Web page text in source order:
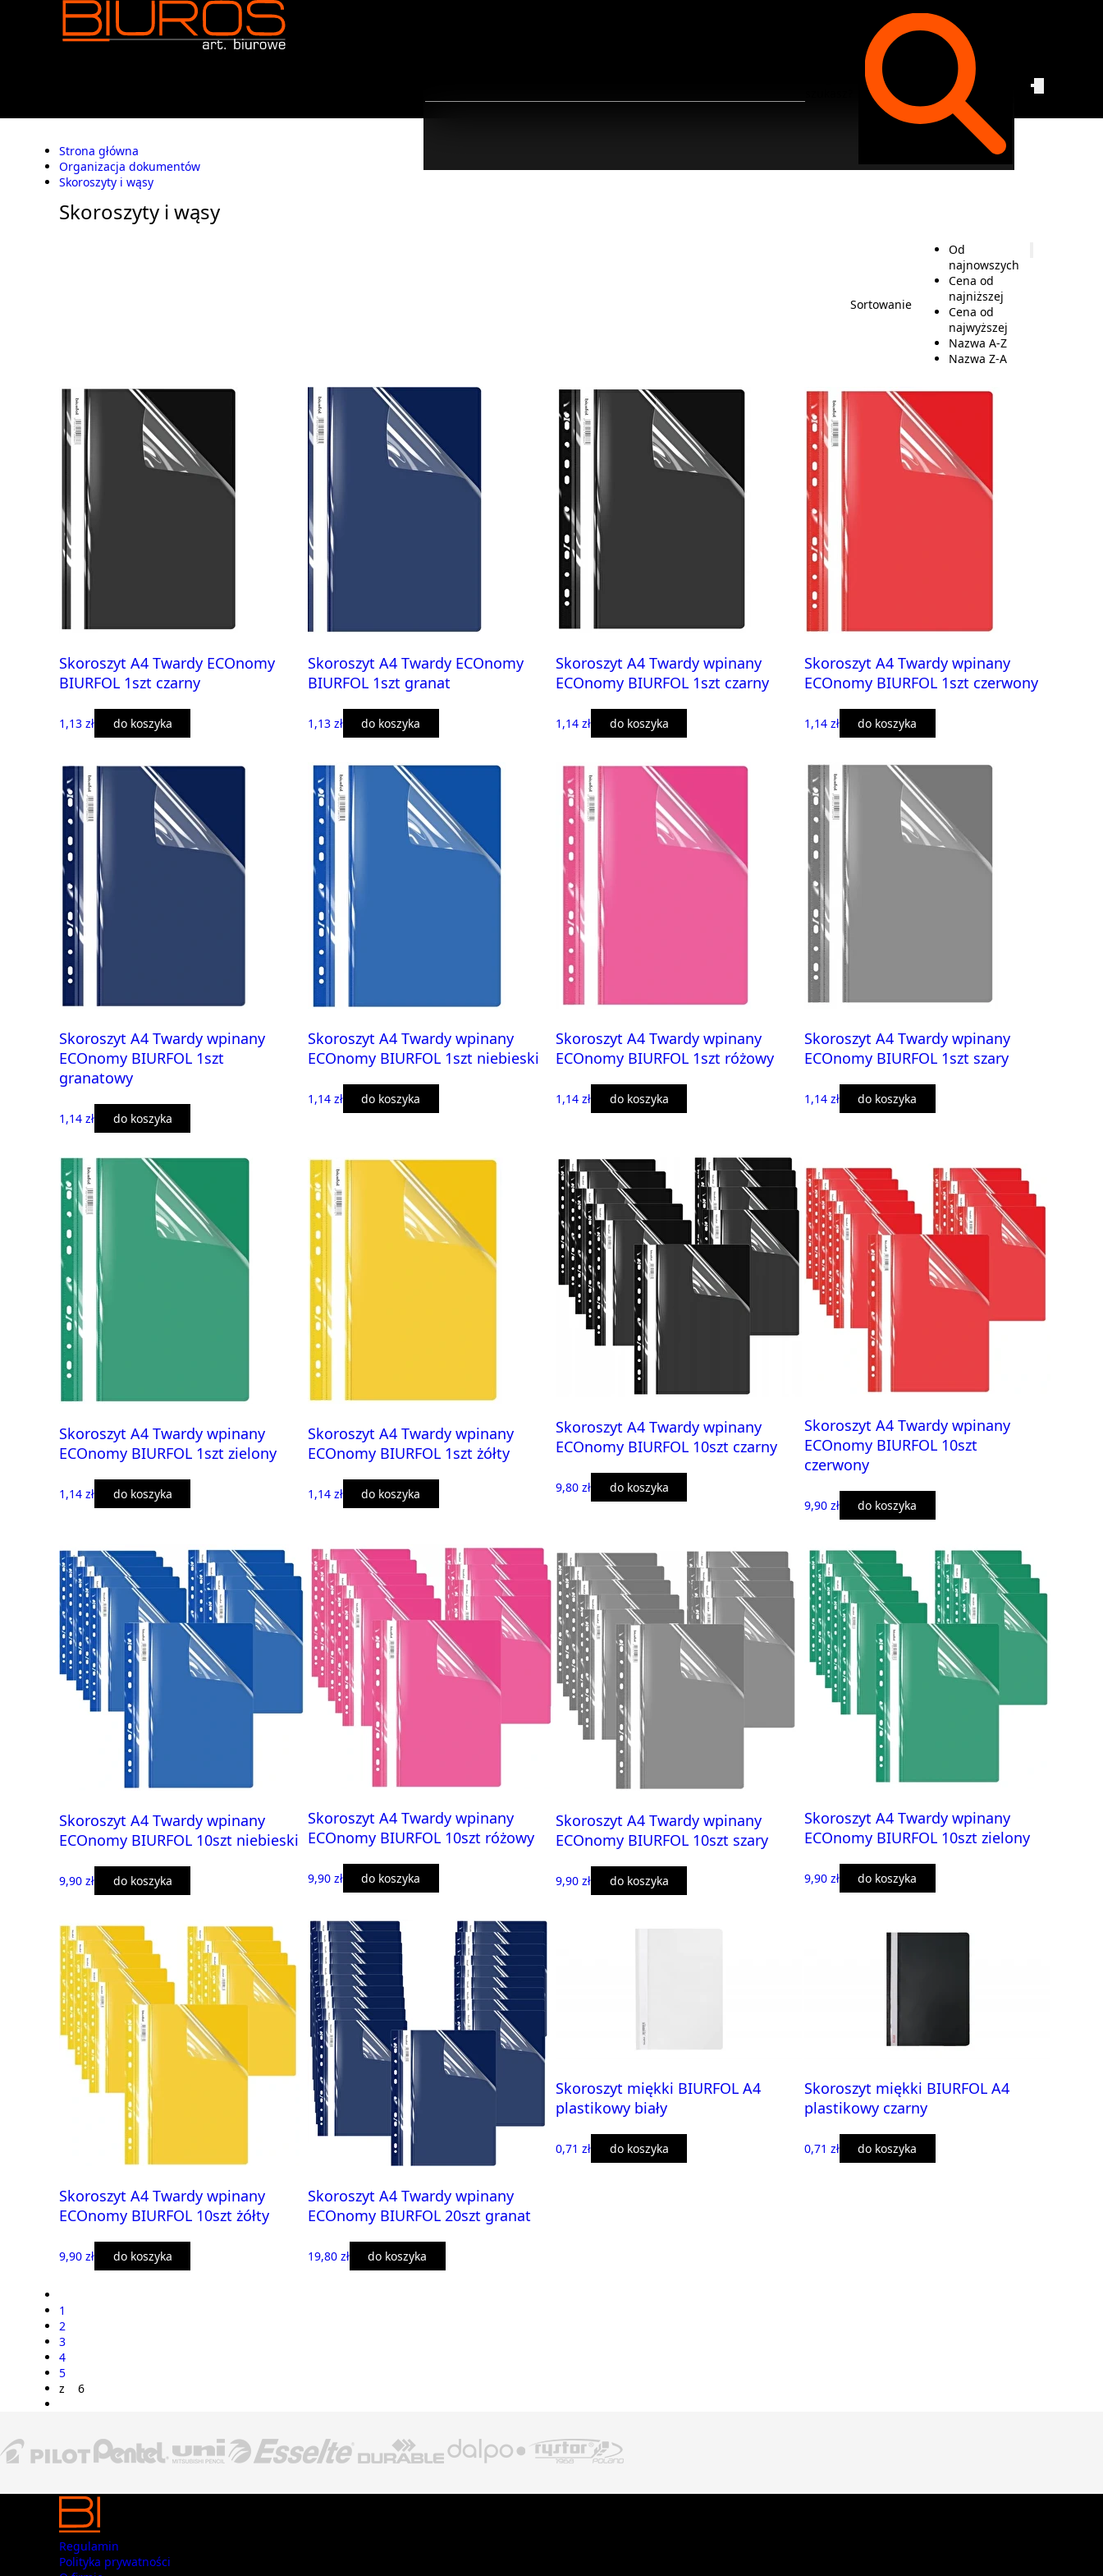
Strona główna
Organizacja dokumentów
Skoroszyty i wąsy
Skoroszyty i wąsy
Sortowanie
Od
najnowszych
Cena od
najniższej
Cena od
najwyższej
Nazwa A-Z
Nazwa Z-A
Skoroszyt A4 Twardy ECOnomy
BIURFOL 1szt czarny
1,13 zł do koszyka
Skoroszyt A4 Twardy ECOnomy
BIURFOL 1szt granat
1,13 zł do koszyka
Skoroszyt A4 Twardy wpinany
ECOnomy BIURFOL 1szt czarny
1,14 zł do koszyka
Skoroszyt A4 Twardy wpinany
ECOnomy BIURFOL 1szt czerwony
1,14 zł do koszyka
Skoroszyt A4 Twardy wpinany
ECOnomy BIURFOL 1szt
granatowy
1,14 zł do koszyka
Skoroszyt A4 Twardy wpinany
ECOnomy BIURFOL 1szt niebieski
1,14 zł do koszyka
Skoroszyt A4 Twardy wpinany
ECOnomy BIURFOL 1szt różowy
1,14 zł do koszyka
Skoroszyt A4 Twardy wpinany
ECOnomy BIURFOL 1szt szary
1,14 zł do koszyka
Skoroszyt A4 Twardy wpinany
ECOnomy BIURFOL 1szt zielony
1,14 zł do koszyka
Skoroszyt A4 Twardy wpinany
ECOnomy BIURFOL 1szt żółty
1,14 zł do koszyka
Skoroszyt A4 Twardy wpinany
ECOnomy BIURFOL 10szt czarny
9,80 zł do koszyka
Skoroszyt A4 Twardy wpinany
ECOnomy BIURFOL 10szt
czerwony
9,90 zł do koszyka
Skoroszyt A4 Twardy wpinany
ECOnomy BIURFOL 10szt niebieski
9,90 zł do koszyka
Skoroszyt A4 Twardy wpinany
ECOnomy BIURFOL 10szt różowy
9,90 zł do koszyka
Skoroszyt A4 Twardy wpinany
ECOnomy BIURFOL 10szt szary
9,90 zł do koszyka
Skoroszyt A4 Twardy wpinany
ECOnomy BIURFOL 10szt zielony
9,90 zł do koszyka
Skoroszyt A4 Twardy wpinany
ECOnomy BIURFOL 10szt żółty
9,90 zł do koszyka
Skoroszyt A4 Twardy wpinany
ECOnomy BIURFOL 20szt granat
19,80 zł do koszyka
Skoroszyt miękki BIURFOL A4
plastikowy biały
0,71 zł do koszyka
Skoroszyt miękki BIURFOL A4
plastikowy czarny
0,71 zł do koszyka
1
2
3
4
5
z 6
Regulamin
Polityka prywatności